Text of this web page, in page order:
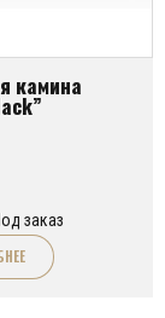
камина
заказ